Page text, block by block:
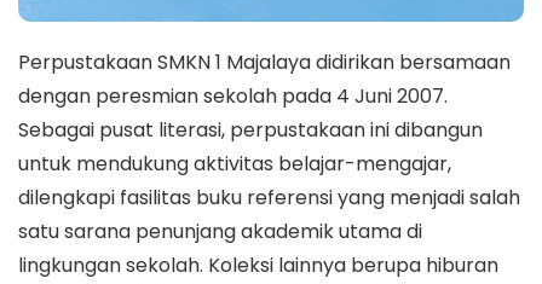
Perpustakaan SMKN 1 Majalaya didirikan bersamaan
dengan peresmian sekolah pada 4 Juni 2007.
Sebagai pusat literasi, perpustakaan ini dibangun
untuk mendukung aktivitas belajar-mengajar,
dilengkapi fasilitas buku referensi yang menjadi salah
satu sarana penunjang akademik utama di
lingkungan sekolah. Koleksi lainnya berupa hiburan